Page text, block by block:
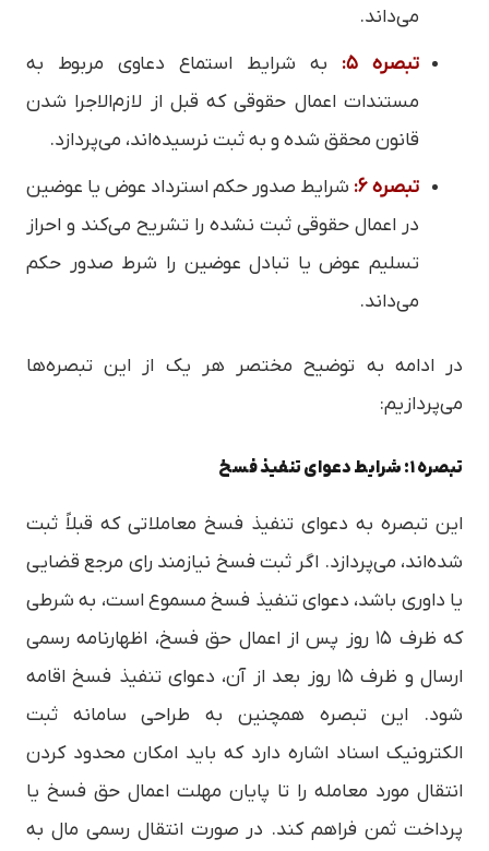
می‌داند.
تبصره ۵:
به شرایط استماع دعاوی مربوط به
مستندات اعمال حقوقی که قبل از لازم‌الاجرا شدن
قانون محقق شده و به ثبت نرسیده‌اند، می‌پردازد.
تبصره ۶:
شرایط صدور حکم استرداد عوض یا عوضین
در اعمال حقوقی ثبت نشده را تشریح می‌کند و احراز
تسلیم عوض یا تبادل عوضین را شرط صدور حکم
می‌داند.
در ادامه به توضیح مختصر هر یک از این تبصره‌ها
می‌پردازیم:
تبصره ۱: شرایط دعوای تنفیذ فسخ
این تبصره به دعوای تنفیذ فسخ معاملاتی که قبلاً ثبت
شده‌اند، می‌پردازد. اگر ثبت فسخ نیازمند رای مرجع قضایی
یا داوری باشد، دعوای تنفیذ فسخ مسموع است، به شرطی
که ظرف ۱۵ روز پس از اعمال حق فسخ، اظهارنامه رسمی
ارسال و ظرف ۱۵ روز بعد از آن، دعوای تنفیذ فسخ اقامه
شود. این تبصره همچنین به طراحی سامانه ثبت
الکترونیک اسناد اشاره دارد که باید امکان محدود کردن
انتقال مورد معامله را تا پایان مهلت اعمال حق فسخ یا
پرداخت ثمن فراهم کند. در صورت انتقال رسمی مال به